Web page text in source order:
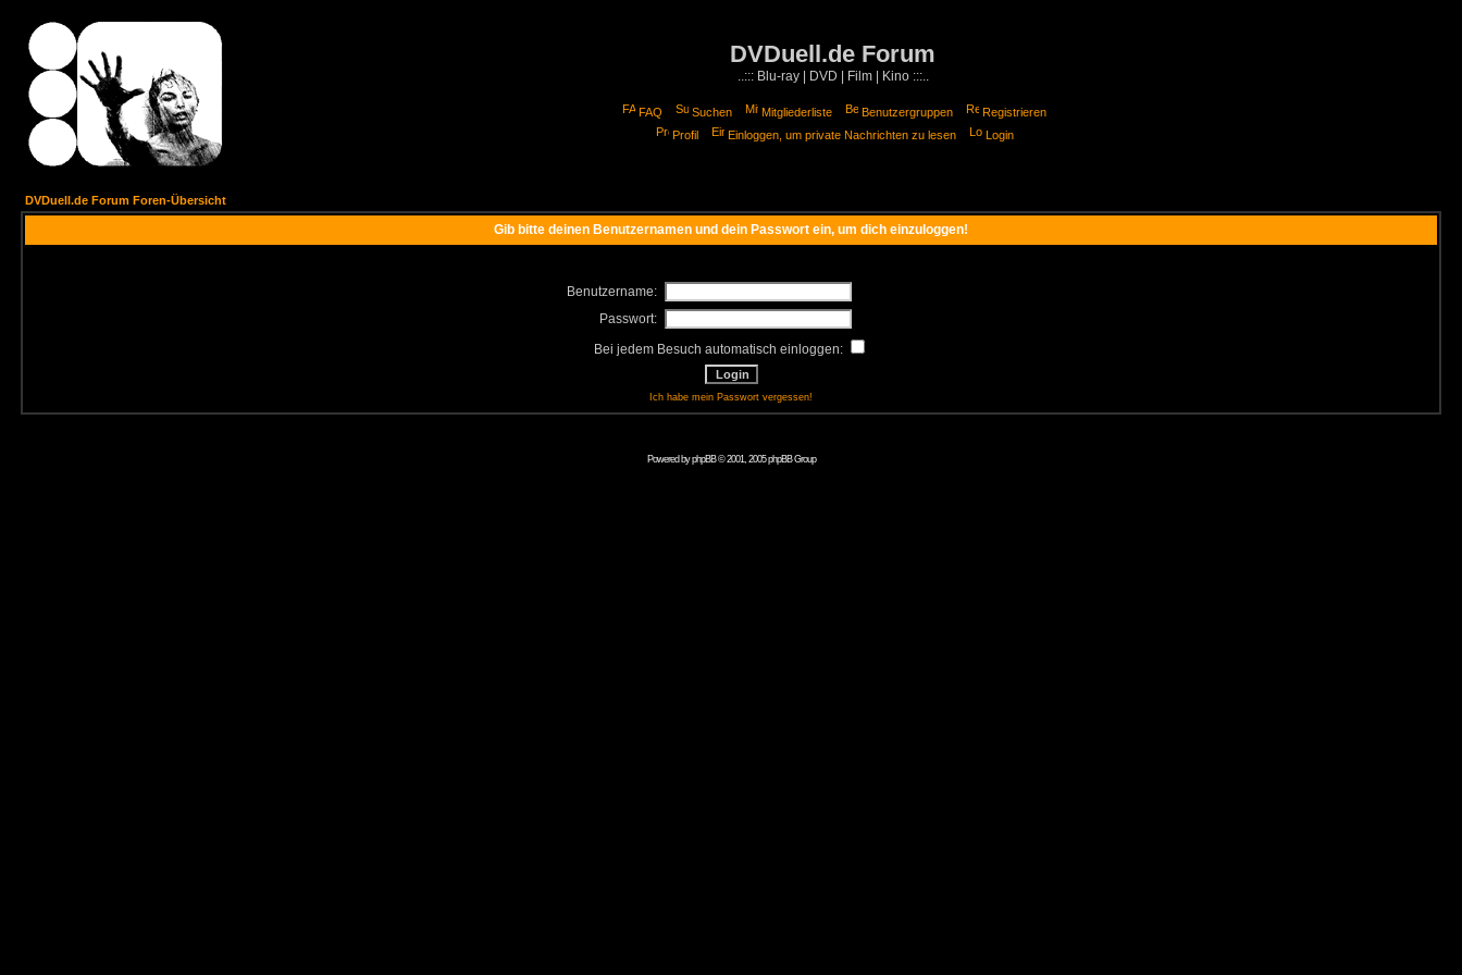
DVDuell.de Forum
..::: Blu-ray | DVD | Film | Kino :::..
FAQ Suchen Mitgliederliste Benutzergruppen
Registrieren
Profil
Einloggen, um private Nachrichten zu lesen Login
DVDuell.de Forum Foren-Übersicht
Gib bitte deinen Benutzernamen und dein Passwort ein, um dich einzuloggen!
Benutzername:
Passwort:
Bei jedem Besuch automatisch einloggen:
Ich habe mein Passwort vergessen!
Powered byphpBB© 2001, 2005 phpBB Group